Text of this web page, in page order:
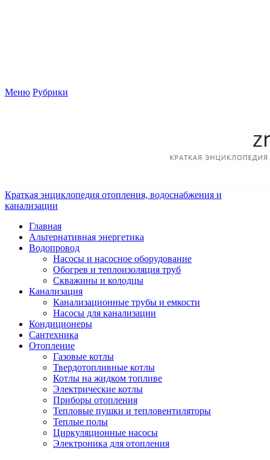
Меню Рубрики
Краткая энциклопедия отопления, водоснабжения и
канализации
Главная
Альтернативная энергетика
Водопровод
Насосы и насосное оборудование
Обогрев и теплоизоляция труб
Скважины и колодцы
Канализация
Канализационные трубы и емкости
Насосы для канализации
Кондиционеры
Сантехника
Отопление
Газовые котлы
Твердотопливные котлы
Котлы на жидком топливе
Электрические котлы
Приборы отопления
Тепловые пушки и тепловентиляторы
Теплые полы
Циркуляционные насосы
Электроника для отопления